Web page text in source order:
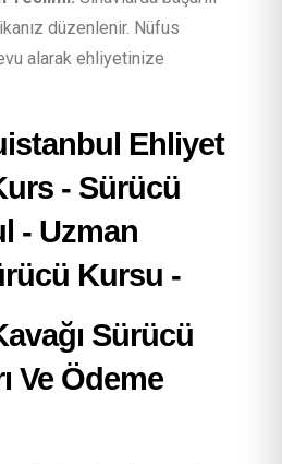
düzenlenir. Nüfus
alarak ehliyetinize
Sürücü
Ve Ödeme